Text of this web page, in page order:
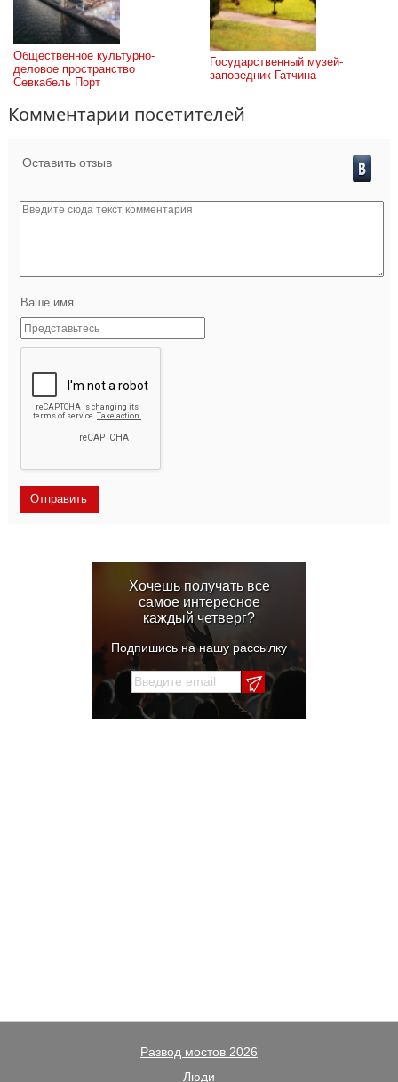
Общественное культурно-
деловое пространство
Севкабель Порт
Государственный музей-
заповедник Гатчина
Комментарии посетителей
Оставить отзыв
Ваше имя
Хочешь получать все
самое интересное
каждый четверг?
Подпишись на нашу рассылку
Развод мостов 2026
Люди